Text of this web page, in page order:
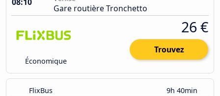
Gare routière Tronchetto
Économique
26 €
Trouvez
FlixBus 9h 40min